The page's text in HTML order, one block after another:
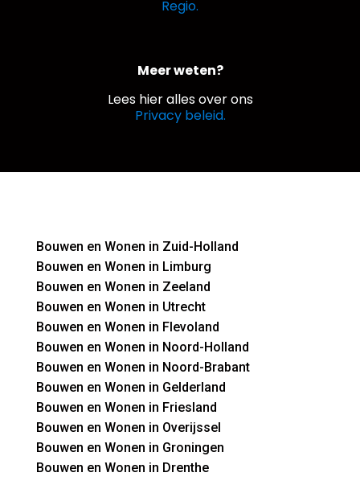
Regio.
Meer weten?
Lees hier alles over ons
Privacy beleid.
Bouwen en Wonen in Zuid-Holland
Bouwen en Wonen in Limburg
Bouwen en Wonen in Zeeland
Bouwen en Wonen in Utrecht
Bouwen en Wonen in Flevoland
Bouwen en Wonen in Noord-Holland
Bouwen en Wonen in Noord-Brabant
Bouwen en Wonen in Gelderland
Bouwen en Wonen in Friesland
Bouwen en Wonen in Overijssel
Bouwen en Wonen in Groningen
Bouwen en Wonen in Drenthe